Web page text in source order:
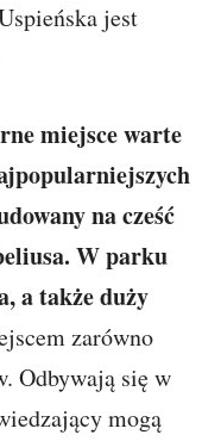
jest
miejsce warte
na cześć
W parku
a także duży
zarówno
Odbywają się w
mogą